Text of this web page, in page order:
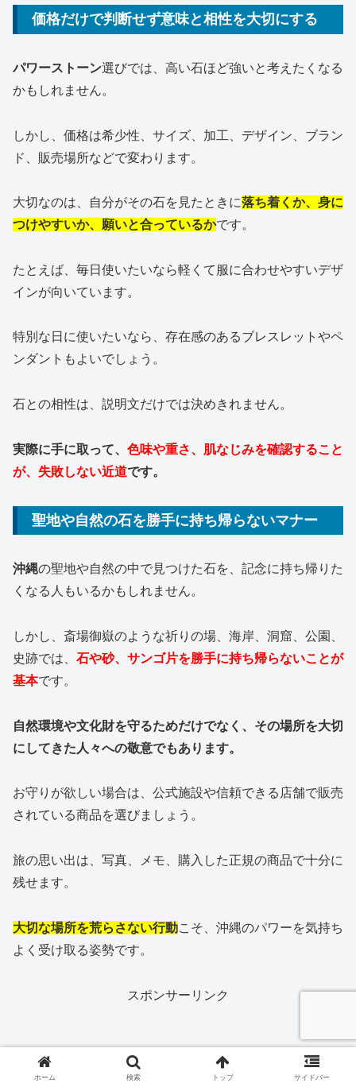
価格だけで判断せず意味と相性を大切にする
パワーストーン選びでは、高い石ほど強いと考えたくなる
かもしれません。
しかし、価格は希少性、サイズ、加工、デザイン、ブラン
ド、販売場所などで変わります。
大切なのは、自分がその石を見たときに落ち着くか、身に
つけやすいか、願いと合っているかです。
たとえば、毎日使いたいなら軽くて服に合わせやすいデザ
インが向いています。
特別な日に使いたいなら、存在感のあるブレスレットやペ
ンダントもよいでしょう。
石との相性は、説明文だけでは決めきれません。
実際に手に取って、 色味や重さ、肌なじみを確認すること
が、失敗しない近道です。
聖地や自然の石を勝手に持ち帰らないマナー
沖縄の聖地や自然の中で見つけた石を、記念に持ち帰りた
くなる人もいるかもしれません。
しかし、斎場御嶽のような祈りの場、海岸、洞窟、公園、
史跡では、 石や砂、サンゴ片を勝手に持ち帰らないことが
基本です。
自然環境や文化財を守るためだけでなく、その場所を大切
にしてきた人々への敬意でもあります。
お守りが欲しい場合は、公式施設や信頼できる店舗で販売
されている商品を選びましょう。
旅の思い出は、写真、メモ、購入した正規の商品で十分に
残せます。
大切な場所を荒らさない行動こそ、沖縄のパワーを気持ち
よく受け取る姿勢です。
スポンサーリンク
ホーム 検索 トップ サイドバー